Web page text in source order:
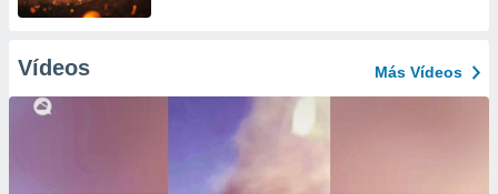
Vídeos Más Vídeos